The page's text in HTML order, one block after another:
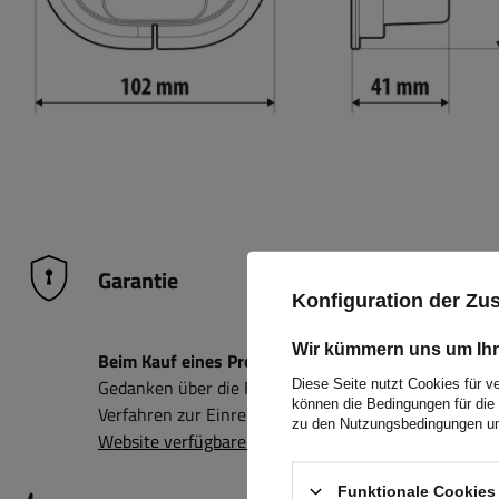
Garantie
Beim Kauf eines Produkts aus unserem Sortiment
Gedanken über die Folgen eines möglichen
Verfahren zur Einreichung einer möglichen
Website verfügbare Formular ausfüllen und
Konfiguration der
Wir kümmern uns um
Diese Seite nutzt Cookies für
können die Bedingungen für
zu den Nutzungsbedingungen
Funktionale